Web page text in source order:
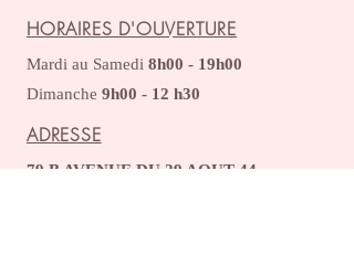
HORAIRES D'OUVERTURE
Mardi au Samedi 8h00 - 19h00
Dimanche 9h00 - 12 h30
ADRESSE
79 B AVENUE DU 29 AOUT 44